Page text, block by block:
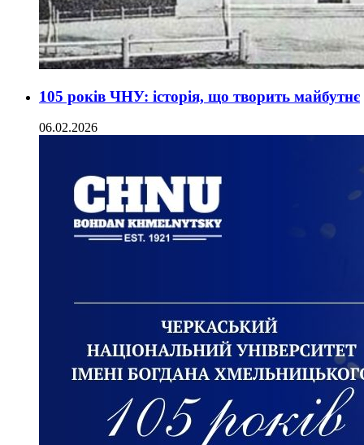
105 років ЧНУ: історія, що творить майбутнє
06.02.2026